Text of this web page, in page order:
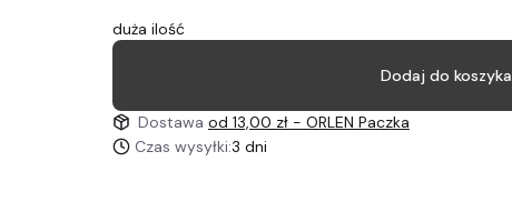
duża ilość
Dodaj do koszyka
Dostawa od 13,00 zł - ORLEN Paczka
Czas wysyłki:3 dni